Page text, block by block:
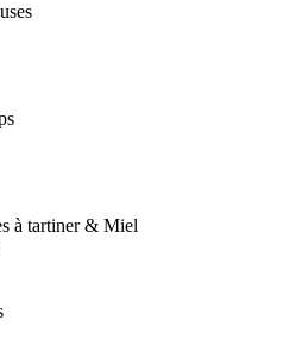
à tartiner & Miel